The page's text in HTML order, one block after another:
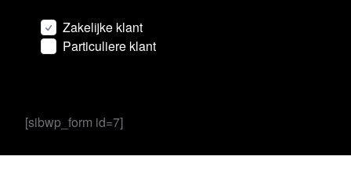
Zakelijke klant
Particuliere klant
[sibwp_form id=7]